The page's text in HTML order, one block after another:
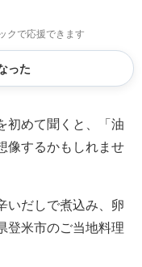
クで応援できます
った
初めて聞くと、「油
像するかもしれませ
いだしで煮込み、卵
登米市のご当地料理